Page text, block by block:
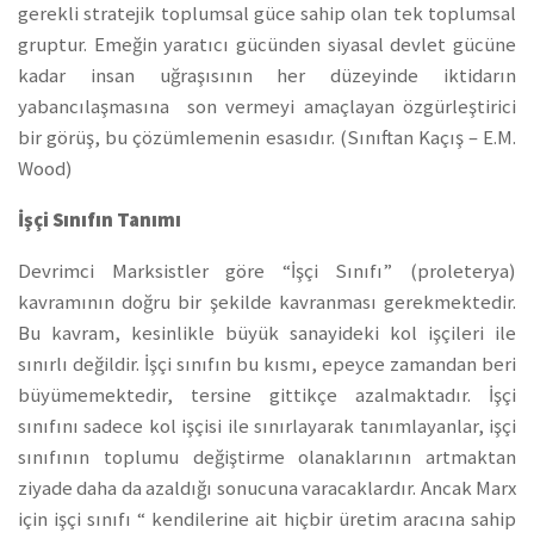
gerekli stratejik toplumsal güce sahip olan tek toplumsal
gruptur. Emeğin yaratıcı gücünden siyasal devlet gücüne
kadar insan uğraşısının her düzeyinde iktidarın
yabancılaşmasına son vermeyi amaçlayan özgürleştirici
bir görüş, bu çözümlemenin esasıdır. (Sınıftan Kaçış – E.M.
Wood)
İşçi Sınıfın Tanımı
Devrimci Marksistler göre “İşçi Sınıfı” (proleterya)
kavramının doğru bir şekilde kavranması gerekmektedir.
Bu kavram, kesinlikle büyük sanayideki kol işçileri ile
sınırlı değildir. İşçi sınıfın bu kısmı, epeyce zamandan beri
büyümemektedir, tersine gittikçe azalmaktadır. İşçi
sınıfını sadece kol işçisi ile sınırlayarak tanımlayanlar, işçi
sınıfının toplumu değiştirme olanaklarının artmaktan
ziyade daha da azaldığı sonucuna varacaklardır. Ancak Marx
için işçi sınıfı “ kendilerine ait hiçbir üretim aracına sahip